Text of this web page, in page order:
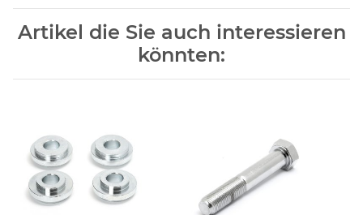
Artikel die Sie auch interessieren
könnten: